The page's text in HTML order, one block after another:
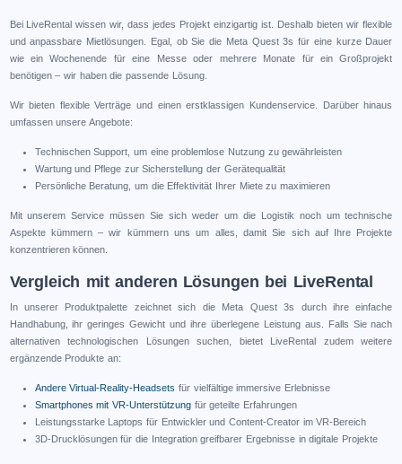
Bei LiveRental wissen wir, dass jedes Projekt einzigartig ist. Deshalb bieten wir flexible
und anpassbare Mietlösungen. Egal, ob Sie die Meta Quest 3s für eine kurze Dauer
wie ein Wochenende für eine Messe oder mehrere Monate für ein Großprojekt
benötigen – wir haben die passende Lösung.
Wir bieten flexible Verträge und einen erstklassigen Kundenservice. Darüber hinaus
umfassen unsere Angebote:
Technischen Support, um eine problemlose Nutzung zu gewährleisten
Wartung und Pflege zur Sicherstellung der Gerätequalität
Persönliche Beratung, um die Effektivität Ihrer Miete zu maximieren
Mit unserem Service müssen Sie sich weder um die Logistik noch um technische
Aspekte kümmern – wir kümmern uns um alles, damit Sie sich auf Ihre Projekte
konzentrieren können.
Vergleich mit anderen Lösungen bei LiveRental
In unserer Produktpalette zeichnet sich die Meta Quest 3s durch ihre einfache
Handhabung, ihr geringes Gewicht und ihre überlegene Leistung aus. Falls Sie nach
alternativen technologischen Lösungen suchen, bietet LiveRental zudem weitere
ergänzende Produkte an:
Andere Virtual-Reality-Headsets für vielfältige immersive Erlebnisse
Smartphones mit VR-Unterstützungfür geteilte Erfahrungen
Leistungsstarke Laptops für Entwickler und Content-Creator im VR-Bereich
3D-Drucklösungen für die Integration greifbarer Ergebnisse in digitale Projekte